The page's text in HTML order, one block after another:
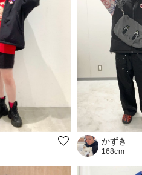
かずき
168cm